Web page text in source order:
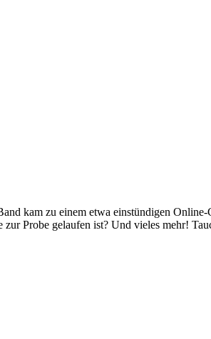
kam zu einem etwa einstündigen Online-
Probe gelaufen ist? Und vieles mehr!